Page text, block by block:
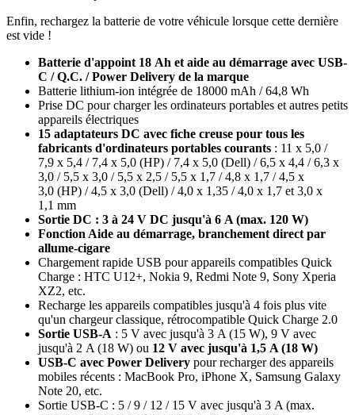
Enfin, rechargez la batterie de votre véhicule lorsque cette dernière
est vide !
Batterie d'appoint 18 Ah et aide au démarrage avec USB-
C / Q.C. / Power Delivery de la marque
Batterie lithium-ion intégrée de 18000 mAh / 64,8 Wh
Prise DC pour charger les ordinateurs portables et autres petits
appareils électriques
15 adaptateurs DC avec fiche creuse pour tous les
fabricants d'ordinateurs portables courants : 11 x 5,0 /
7,9 x 5,4 / 7,4 x 5,0 (HP) / 7,4 x 5,0 (Dell) / 6,5 x 4,4 / 6,3 x
3,0 / 5,5 x 3,0 / 5,5 x 2,5 / 5,5 x 1,7 / 4,8 x 1,7 / 4,5 x
3,0 (HP) / 4,5 x 3,0 (Dell) / 4,0 x 1,35 / 4,0 x 1,7 et 3,0 x
1,1 mm
Sortie DC : 3 à 24 V DC jusqu'à 6 A (max. 120 W)
Fonction Aide au démarrage, branchement direct par
allume-cigare
Chargement rapide USB pour appareils compatibles Quick
Charge : HTC U12+, Nokia 9, Redmi Note 9, Sony Xperia
XZ2, etc.
Recharge les appareils compatibles jusqu'à 4 fois plus vite
qu'un chargeur classique, rétrocompatible Quick Charge 2.0
Sortie USB-A : 5 V avec jusqu'à 3 A (15 W), 9 V avec
jusqu'à 2 A (18 W) ou 12 V avec jusqu'à 1,5 A (18 W)
USB-C avec Power Delivery pour recharger des appareils
mobiles récents : MacBook Pro, iPhone X, Samsung Galaxy
Note 20, etc.
Sortie USB-C : 5 / 9 / 12 / 15 V avec jusqu'à 3 A (max.